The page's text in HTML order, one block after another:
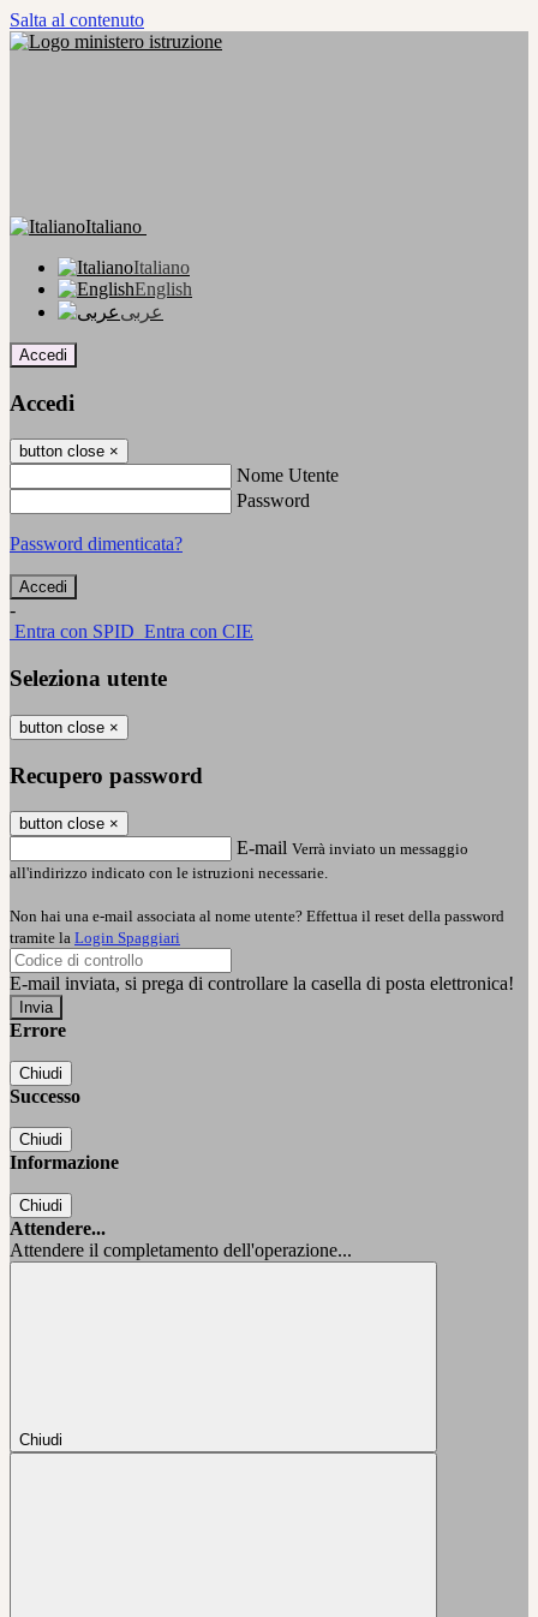
Salta al contenuto
Italiano
Italiano
English
عربى
Accedi
Accedi
button close ×
Nome Utente
Password
Password dimenticata?
-
Entra con SPID Entra con CIE
Seleziona utente
button close ×
Recupero password
button close ×
E-mail Verrà inviato un messaggio
all'indirizzo indicato con le istruzioni necessarie.
Non hai una e-mail associata al nome utente? Effettua il reset della password
tramite la Login Spaggiari
E-mail inviata, si prega di controllare la casella di posta elettronica!
Errore
Chiudi
Successo
Chiudi
Informazione
Chiudi
Attendere...
Attendere il completamento dell'operazione...
Chiudi